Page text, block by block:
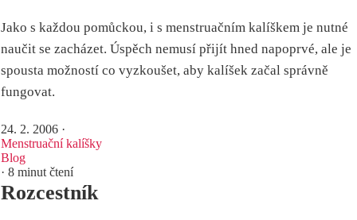
Jako s každou pomůckou, i s menstruačním kalíškem je nutné
naučit se zacházet. Úspěch nemusí přijít hned napoprvé, ale je
spousta možností co vyzkoušet, aby kalíšek začal správně
fungovat.
24. 2. 2006 ·
Menstruační kalíšky
Blog
· 8 minut čtení
Rozcestník